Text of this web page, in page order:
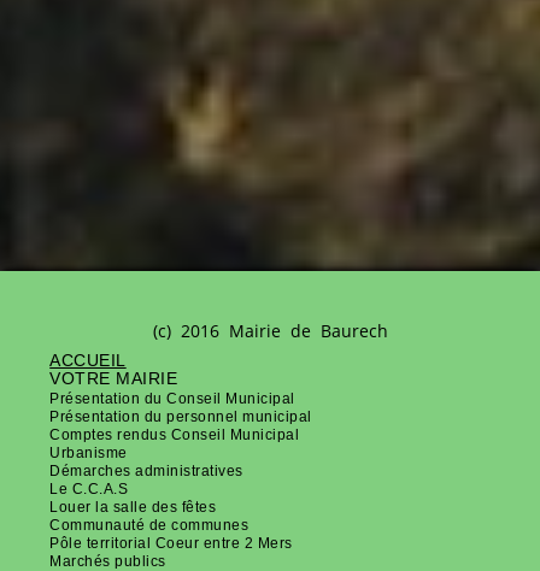
(c) 2016 Mairie de Baurech
ACCUEIL
VOTRE MAIRIE
Présentation du Conseil Municipal
Présentation du personnel municipal
Comptes rendus Conseil Municipal
Urbanisme
Démarches administratives
Le C.C.A.S
Louer la salle des fêtes
Communauté de communes
Pôle territorial Coeur entre 2 Mers
Marchés publics